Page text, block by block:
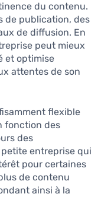
du contenu.
de publication, des
de diffusion. En
peut mieux
et optimise
attentes de son
flexible
fonction des
des
entreprise qui
pour certaines
de contenu
ainsi à la